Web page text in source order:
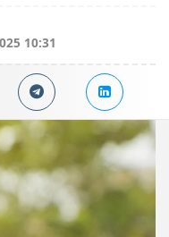
10:31